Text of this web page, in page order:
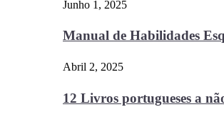
Junho 1, 2025
Manual de Habilidades
Abril 2, 2025
12 Livros portugueses a